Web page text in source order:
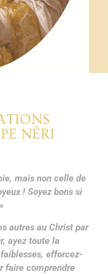
NÉRI
mais non celle de
! Soyez bons si
autres au Christ par
ayez toute la
efforcez-
faire comprendre